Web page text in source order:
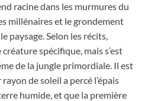
racine dans les murmures du
millénaires et le grondement
paysage. Selon les récits,
créature spécifique, mais s’est
de la jungle primordiale. Il est
de soleil a percé l’épais
humide, et que la première